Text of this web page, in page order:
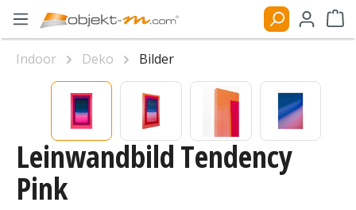
Zum Hauptinhalt springen
Leinwandbild Tendency
Pink
Indoor Deko
Bilder
Bildergalerie überspringen